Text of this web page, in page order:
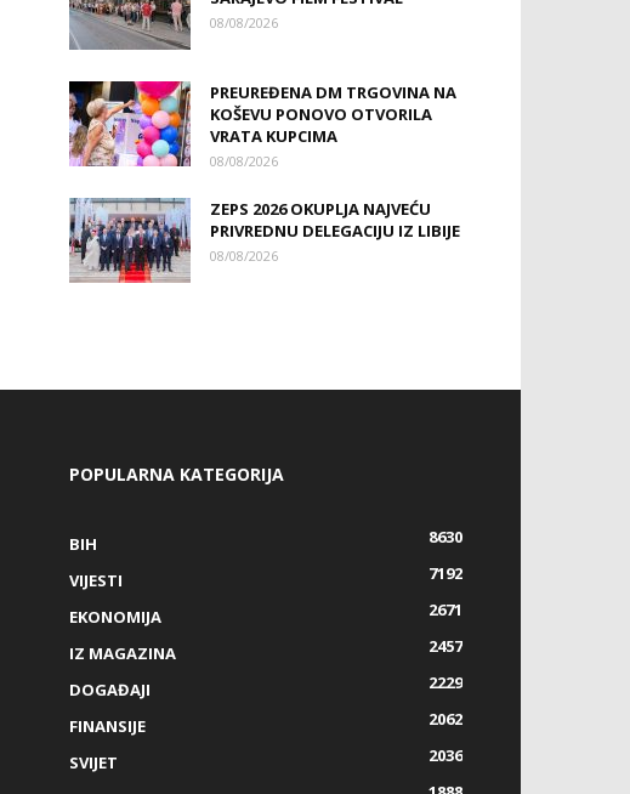
08/08/2026
PREUREĐENA DM TRGOVINA NA
KOŠEVU PONOVO OTVORILA
VRATA KUPCIMA
08/08/2026
ZEPS 2026 OKUPLJA NAJVEĆU
PRIVREDNU DELEGACIJU IZ LIBIJE
08/08/2026
POPULARNA KATEGORIJA
BIH
8630
VIJESTI
7192
EKONOMIJA
2671
IZ MAGAZINA
2457
DOGAĐAJI
2229
FINANSIJE
2062
SVIJET
2036